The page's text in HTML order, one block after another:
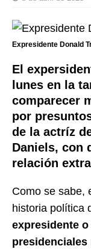
Expresidente Donald
El
lunes en la
comparecer
por
de la actríz
Daniels, con
relación
Como se sabe,
historia política
expresidente
presidenciales